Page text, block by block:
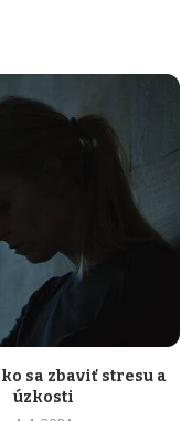
sa zbaviť stresu a
úzkosti